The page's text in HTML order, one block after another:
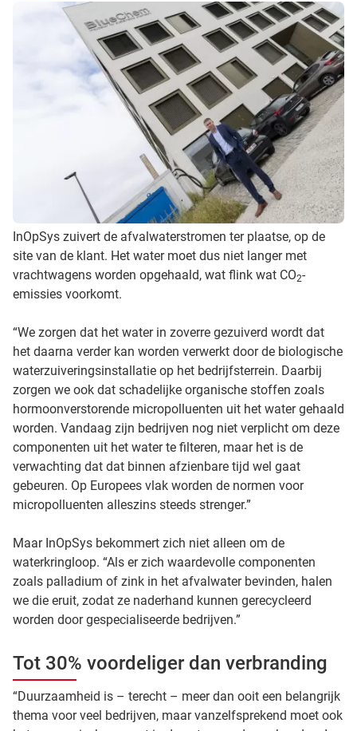
InOpSys zuivert de afvalwaterstromen ter plaatse, op de
site van de klant. Het water moet dus niet langer met
vrachtwagens worden opgehaald, wat flink wat CO2-
emissies voorkomt.
“We zorgen dat het water in zoverre gezuiverd wordt dat
het daarna verder kan worden verwerkt door de biologische
waterzuiveringsinstallatie op het bedrijfsterrein. Daarbij
zorgen we ook dat schadelijke organische stoffen zoals
hormoonverstorende micropolluenten uit het water gehaald
worden. Vandaag zijn bedrijven nog niet verplicht om deze
componenten uit het water te filteren, maar het is de
verwachting dat dat binnen afzienbare tijd wel gaat
gebeuren. Op Europees vlak worden de normen voor
micropolluenten alleszins steeds strenger.”
Maar InOpSys bekommert zich niet alleen om de
waterkringloop. “Als er zich waardevolle componenten
zoals palladium of zink in het afvalwater bevinden, halen
we die eruit, zodat ze naderhand kunnen gerecycleerd
worden door gespecialiseerde bedrijven.”
Tot 30% voordeliger dan verbranding
“Duurzaamheid is – terecht – meer dan ooit een belangrijk
thema voor veel bedrijven, maar vanzelfsprekend moet ook